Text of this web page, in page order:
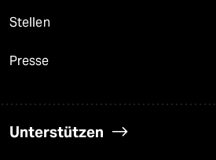
Stellen
Presse
Unterstützen